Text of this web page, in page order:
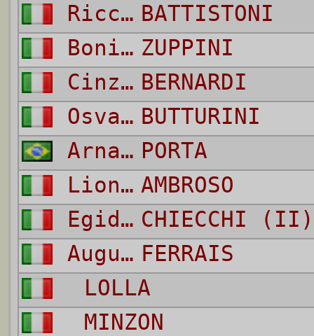
Riccardo BATTISTONI
Bonifacio ZUPPINI
Cinzio BERNARDI
Osvaldo BUTTURINI
Arnaldo PORTA
Lionello AMBROSO
Egidio CHIECCHI (II)
Augusto FERRAIS
LOLLA
MINZON